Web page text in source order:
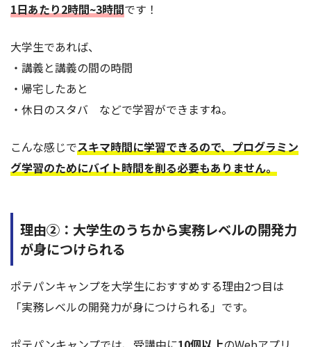
1日あたり2時間~3時間です！
大学生であれば、
・講義と講義の間の時間
・帰宅したあと
・休日のスタバ などで学習ができますね。
こんな感じでスキマ時間に学習できるので、プログラミン
グ学習のためにバイト時間を削る必要もありません。
理由②：大学生のうちから実務レベルの開発力
が身につけられる
ポテパンキャンプを大学生におすすめする理由2つ目は
「実務レベルの開発力が身につけられる」です。